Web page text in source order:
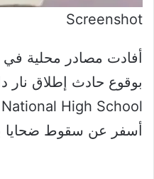
Screenshot
أفادت مصادر محلية في
أسفر عن سقوط ضحايا